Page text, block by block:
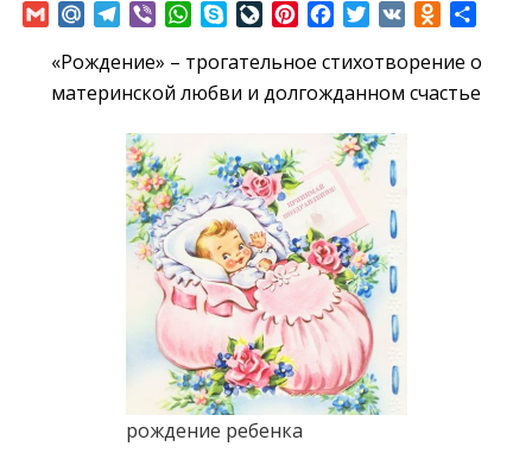
GmailMail.RuTelegram
Viber WhatsApp
SkypeLiveJournal
PinterestFacebookTwitter
VK
«Рождение» – трогательное стихотворение о
материнской любви и долгожданном счастье
рождение ребенка